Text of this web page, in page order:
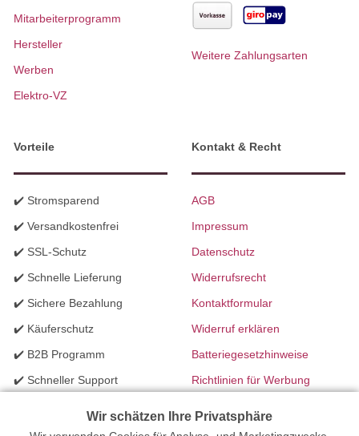
Mitarbeiterprogramm
Hersteller
Werben
Elektro-VZ
Weitere Zahlungsarten
Vorteile
✔️ Stromsparend
✔️ Versandkostenfrei
✔️ SSL-Schutz
✔️ Schnelle Lieferung
✔️ Sichere Bezahlung
✔️ Käuferschutz
✔️ B2B Programm
✔️ Schneller Support
Kontakt & Recht
AGB
Impressum
Datenschutz
Widerrufsrecht
Kontaktformular
Widerruf erklären
Batteriegesetzhinweise
Richtlinien für Werbung
Wir schätzen Ihre Privatsphäre